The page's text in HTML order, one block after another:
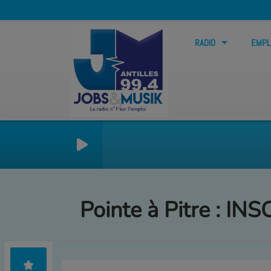
RADIO
Pointe à Pitre :